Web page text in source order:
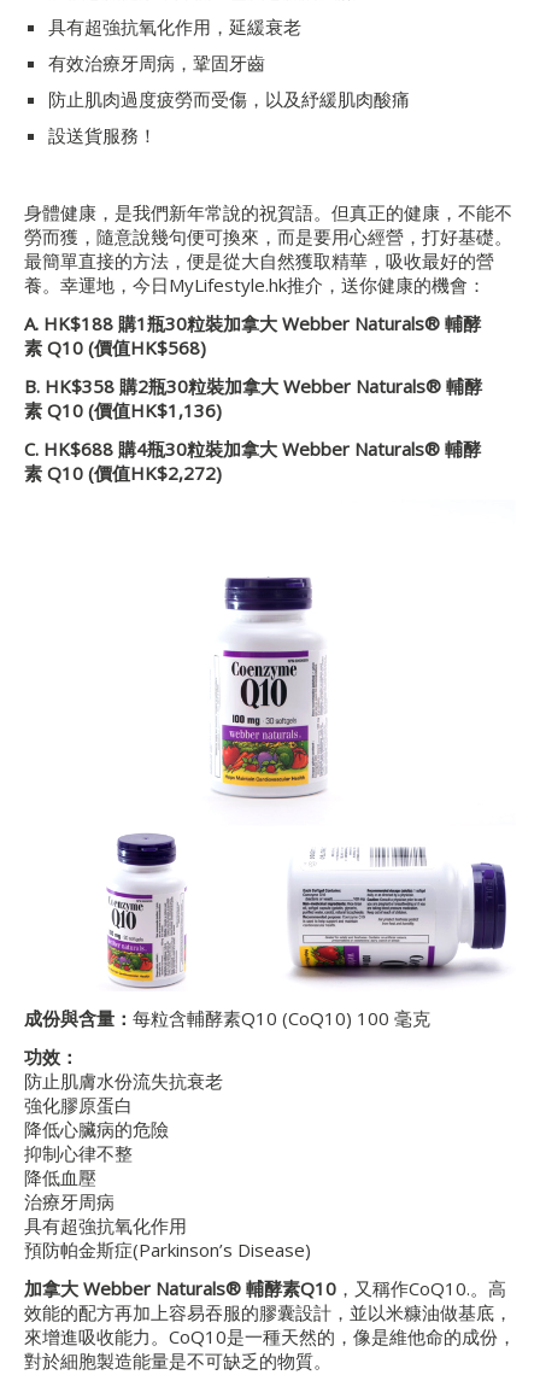
具有超強抗氧化作用，延緩衰老
有效治療牙周病，鞏固牙齒
防止肌肉過度疲勞而受傷，以及紓緩肌肉酸痛
設送貨服務！
身體健康，是我們新年常說的祝賀語。但真正的健康，不能不
勞而獲，隨意說幾句便可換來，而是要用心經營，打好基礎。
最簡單直接的方法，便是從大自然獲取精華，吸收最好的營
養。幸運地，今日MyLifestyle.hk推介，送你健康的機會：
A. HK$188 購1瓶30粒裝加拿大 Webber Naturals® 輔酵
素 Q10 (價值HK$568)
B. HK$358 購2瓶30粒裝加拿大 Webber Naturals® 輔酵
素 Q10 (價值HK$1,136)
C. HK$688 購4瓶30粒裝加拿大 Webber Naturals® 輔酵
素 Q10 (價值HK$2,272)
成份與含量： 每粒含輔酵素Q10 (CoQ10) 100 毫克
功效：
防止肌膚水份流失抗衰老
強化膠原蛋白
降低心臟病的危險
抑制心律不整
降低血壓
治療牙周病
具有超強抗氧化作用
預防帕金斯症(Parkinson’s Disease)
加拿大 Webber Naturals® 輔酵素Q10 ，又稱作CoQ10.。高
效能的配方再加上容易吞服的膠囊設計，並以米糠油做基底，
來增進吸收能力。CoQ10是一種天然的，像是維他命的成份，
對於細胞製造能量是不可缺乏的物質。